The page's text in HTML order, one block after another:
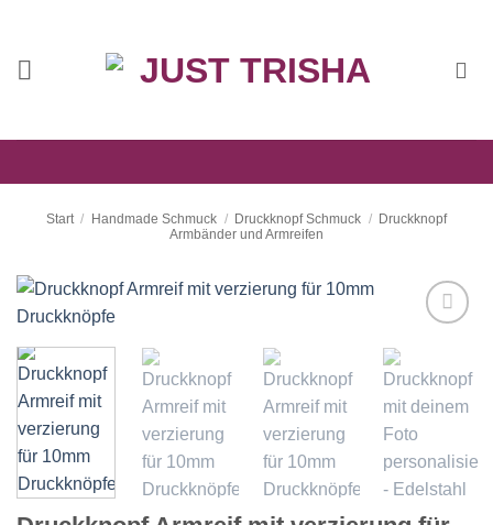
springen
Start / Handmade Schmuck / Druckknopf Schmuck / Druckknopf
Armbänder und Armreifen
Wunschliste